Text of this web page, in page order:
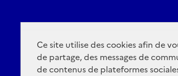
Ce site utilise des cookies afin de
de partage, des messages de
de contenus de plateformes